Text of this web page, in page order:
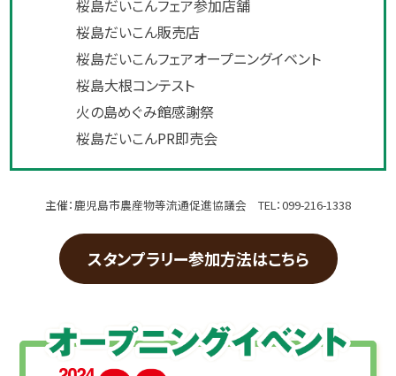
桜島だいこんフェア参加店舗
桜島だいこん販売店
桜島だいこんフェアオープニングイベント
桜島大根コンテスト
火の島めぐみ館感謝祭
桜島だいこんPR即売会
主催：鹿児島市農産物等流通促進協議会 TEL：099-216-1338
スタンプラリー参加方法はこちら